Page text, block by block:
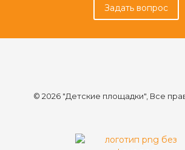
Задать вопрос
© 2026 "Детские площадки", Все